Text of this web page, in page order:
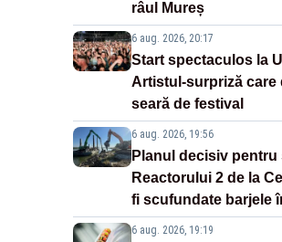
râul Mureș
6 aug. 2026, 20:17
Start spectaculos la
Artistul-surpriză care
seară de festival
6 aug. 2026, 19:56
Planul decisiv pentru
Reactorului 2 de la
fi scufundate barjele
6 aug. 2026, 19:19